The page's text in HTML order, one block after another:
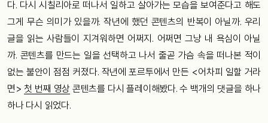
다. 다시 시칠리아로 떠나서 일하고 살아가는 모습을 보여준다고 해도
그게 무슨 의미가 있을까. 작년에 했던 콘텐츠의 반복이 아닐까. 우리
글을 읽는 사람들이 지겨워하면 어쩌지. 어쩌면 그냥 내 욕심이 아닐
까. 콘텐츠를 만드는 일을 선택하고 나서 줄곧 가슴 속을 떠나본 적이
없는 불안이 점점 커졌다. 작년에 포르투에서 만든 <어차피 일할 거라
면> 첫 번째 영상 콘텐츠를 다시 플레이해봤다. 수 백개의 댓글을 하나
하나 다시 읽었다.